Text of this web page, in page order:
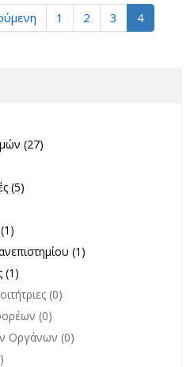
1 2 3 4
filter
filter
(27)
filter
(5)
filter
Πανεπιστημίου filter
(1)
filter
(1)
(0)
(0)
Οργάνων (0)